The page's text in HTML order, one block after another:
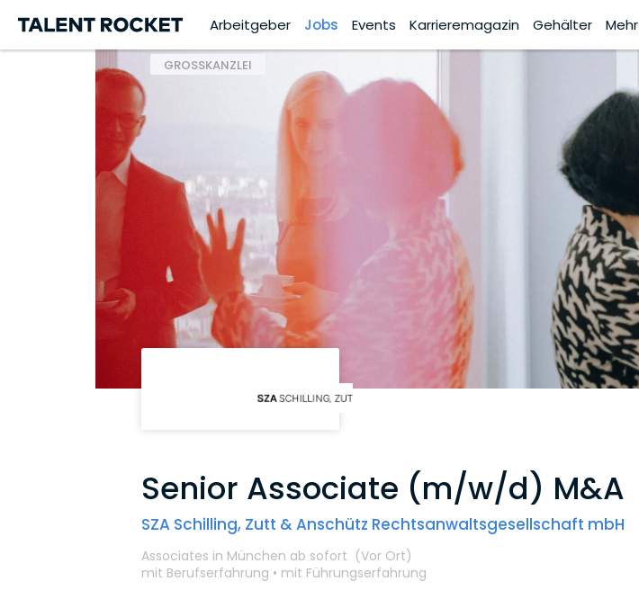
Arbeitgeber Jobs Events Karrieremagazin Gehälter Mehr
GROSSKANZLEI
Senior Associate (m/w/d) M&A
SZA Schilling, Zutt & Anschütz Rechtsanwalts­gesellschaft mbH
Associates in München ab sofort (Vor Ort)
mit Berufserfahrung • mit Führungserfahrung